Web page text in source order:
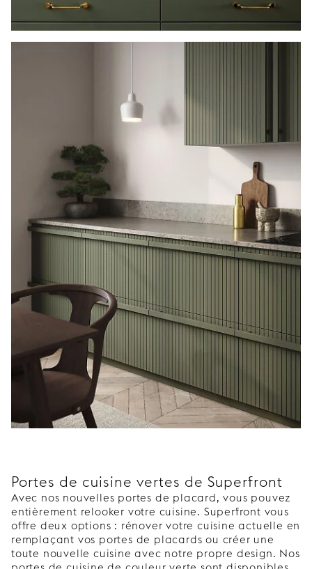
Portes de cuisine vertes de Superfront
Avec nos nouvelles portes de placard, vous pouvez
entièrement relooker votre cuisine. Superfront vous
offre deux options : rénover votre cuisine actuelle en
remplaçant vos portes de placards ou créer une
toute nouvelle cuisine avec notre propre design. Nos